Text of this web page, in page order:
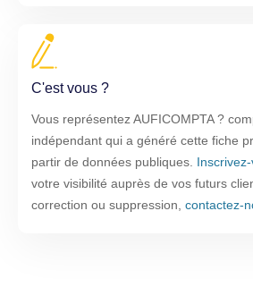
C'est vous ?
Vous représentez AUFICOMPTA ?
indépendant qui a généré cette fiche
partir de données publiques.
votre visibilité auprès de vos futurs
correction ou suppression, contactez-